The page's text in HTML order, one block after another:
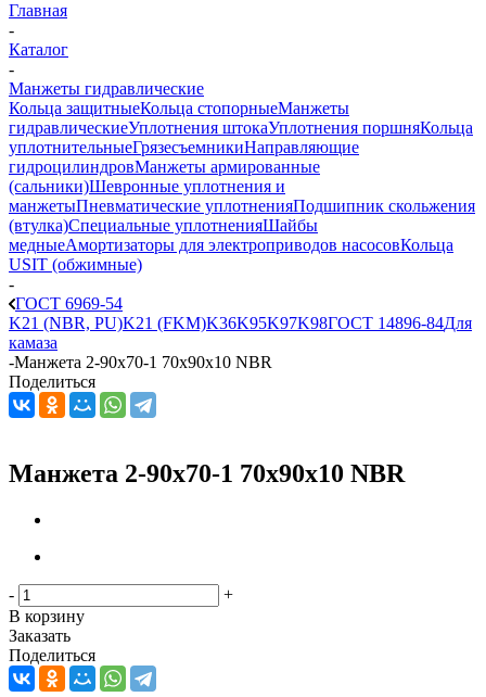
Главная
-
Каталог
-
Манжеты гидравлические
Кольца защитныеКольца стопорныеМанжеты
гидравлическиеУплотнения штокаУплотнения поршняКольца
уплотнительныеГрязесъемникиНаправляющие
гидроцилиндровМанжеты армированные
(сальники)Шевронные уплотнения и
манжетыПневматические уплотненияПодшипник скольжения
(втулка)Специальные уплотненияШайбы
медныеАмортизаторы для электроприводов насосовКольца
USIT (обжимные)
-
ГОСТ 6969-54
K21 (NBR, PU)K21 (FKM)K36K95K97K98ГОСТ 14896-84Для
камаза
-Манжета 2-90х70-1 70x90x10 NBR
Поделиться
Манжета 2-90х70-1 70x90x10 NBR
-
+
В корзину
Заказать
Поделиться